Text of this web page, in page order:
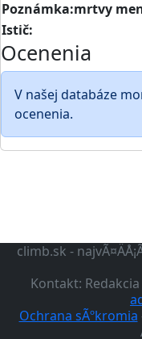
Poznámka:mrtvy
Istič:
Ocenenia
V našej databáze
ocenenia.
climb.sk -
Kontakt: Redakcia
Ochrana sÃºkromia